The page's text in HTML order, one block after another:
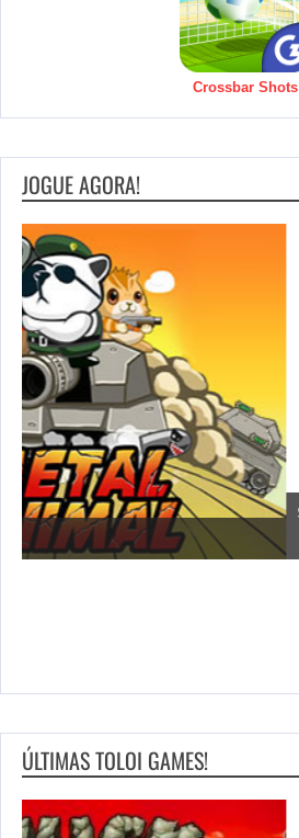
Crossbar Shots
JOGUE AGORA!
Save the Princess
ÚLTIMAS TOLOI GAMES!